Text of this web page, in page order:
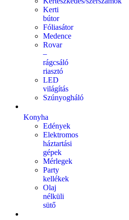
Kerti
bútor
Fóliasátor
Medence
Rovar
–
rágcsáló
riasztó
LED
világítás
Szúnyogháló
Konyha
Edények
Elektromos
háztartási
gépek
Mérlegek
Party
kellékek
Olaj
nélküli
sütő